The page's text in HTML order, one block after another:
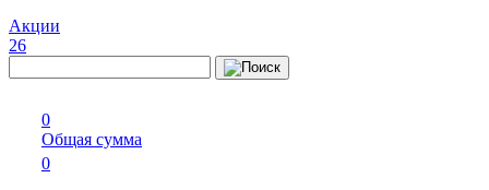
Акции
26
0
Общая сумма
0